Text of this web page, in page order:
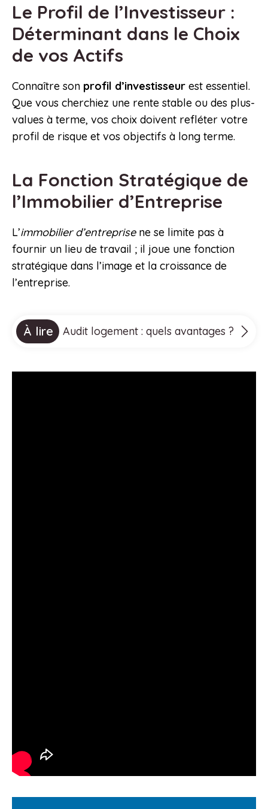
Le Profil de l’Investisseur :
Déterminant dans le Choix
de vos Actifs
Connaître son profil d’investisseur est essentiel.
Que vous cherchiez une rente stable ou des plus-
values à terme, vos choix doivent refléter votre
profil de risque et vos objectifs à long terme.
La Fonction Stratégique de
l’Immobilier d’Entreprise
L’immobilier d’entreprisene se limite pas à
fournir un lieu de travail ; il joue une fonction
stratégique dans l’image et la croissance de
l’entreprise.
À lire Audit logement : quels avantages ?